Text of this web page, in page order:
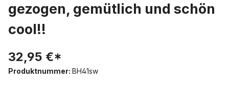
gezogen, gemütlich und schön
cool!!
32,95 €*
Produktnummer: BH41sw